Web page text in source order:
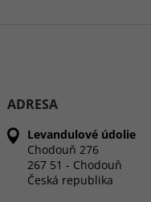
ADRESA
Levandulové údolie
Chodouň 276
267 51 - Chodouň
Česká republika